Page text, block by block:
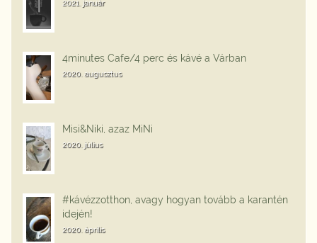
2021. január
4minutes Cafe/4 perc és kávé a Várban
2020. augusztus
Misi&Niki, azaz MiNi
2020. július
#kávézzotthon, avagy hogyan tovább a karantén
idején!
2020. április